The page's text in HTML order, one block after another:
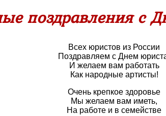
поздравления с
Всех юристов из России
Поздравляем с Днем
И желаем вам работать
Как народные артисты!
Очень крепкое здоровье
Мы желаем вам иметь,
На работе и в семействе